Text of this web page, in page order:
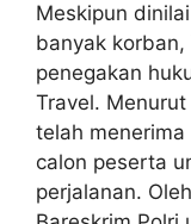
Meskipun
banyak korban,
penegakan
Travel.
telah
calon peserta
perjalanan.